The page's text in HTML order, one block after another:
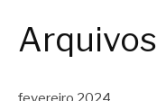
Arquivos